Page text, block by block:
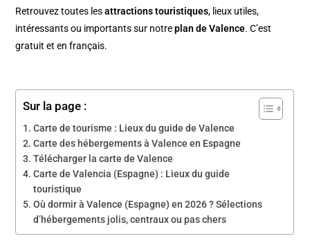
Retrouvez toutes lesattractions touristiques, lieux utiles,
intéressants ou importants sur notreplan deValence. C’est
gratuit et en français.
Sur la page :
Carte de tourisme : Lieux du guide de Valence
Carte des hébergements à Valence en Espagne
Télécharger la carte de Valence
Carte de Valencia (Espagne) : Lieux du guide
touristique
Où dormir à Valence (Espagne) en 2026 ? Sélections
d’hébergements jolis, centraux ou pas chers